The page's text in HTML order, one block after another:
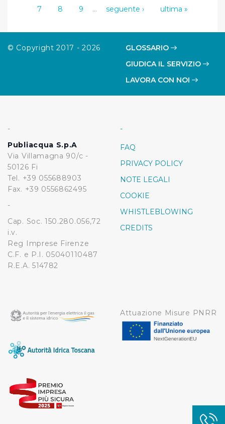
7
8 9 … seguente › ultima »
© Copyright 2017 - 2026
GLOSSARIO
GIUDICA IL SERVIZIO
LAVORA CON NOI
-
Publiacqua S.p.A
Via Villamagna 90/c -
50126 Fi
Tel. +39 055688903
Fax. +39 0556862495
-
Cap. Soc. 150.280.056,72
i.v.
Reg Imprese Firenze
C.F. e P.I. 05040110487
R.E.A. 514782
-
FAQ
PRIVACY POLICY
NOTE LEGALI
COOKIE
WHISTLEBLOWING
CREDITS
Attuazione Misure PNRR